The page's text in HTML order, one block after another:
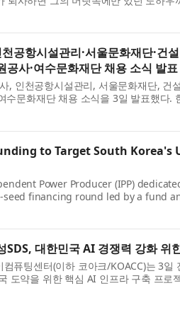
장을 이...
공항시설관리·서울문화재단·건
공사·여수문화재단 채용 소식 발표
, 인천공항시설관리, 서울문화재단, 건
수문화재단 채용 소식을 3일 발표했다.
야는 대졸수준(...
to Target South Korea's
Power Producer (IPP)
financing round led by a fund
recognized consumer goods
SDS, 대한민국 AI 경쟁력 강화 위
퓨팅센터(이하 코아크/KOACC)는 3일
도약을 위한 핵심 AI 인프라 구축 프로
할 계획이다. ...